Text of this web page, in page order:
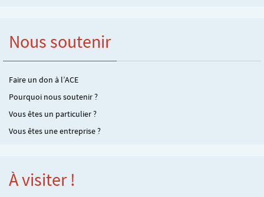
Nous soutenir
Faire un don à l’ACE
Pourquoi nous soutenir ?
Vous êtes un particulier ?
Vous êtes une entreprise ?
À visiter !